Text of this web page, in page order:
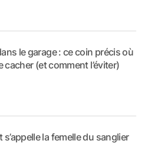
le garage : ce coin précis où
cacher (et comment l’éviter)
s’appelle la femelle du sanglier